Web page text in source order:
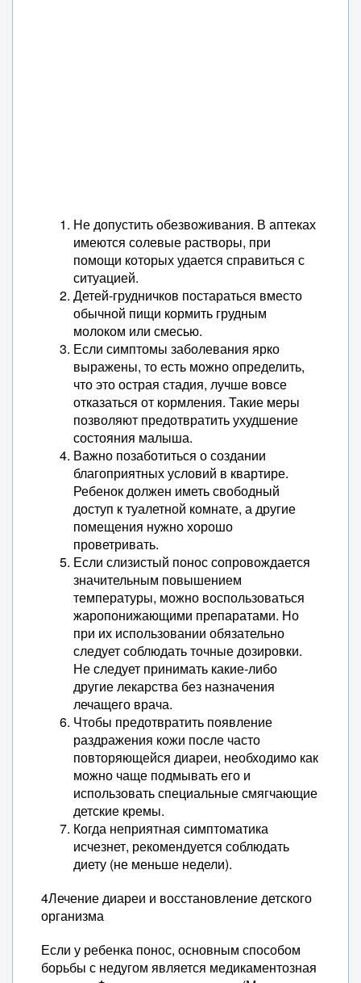
Не допустить обезвоживания. В аптеках
имеются солевые растворы, при
помощи которых удается справиться с
ситуацией.
Детей-грудничков постараться вместо
обычной пищи кормить грудным
молоком или смесью.
Если симптомы заболевания ярко
выражены, то есть можно определить,
что это острая стадия, лучше вовсе
отказаться от кормления. Такие меры
позволяют предотвратить ухудшение
состояния малыша.
Важно позаботиться о создании
благоприятных условий в квартире.
Ребенок должен иметь свободный
доступ к туалетной комнате, а другие
помещения нужно хорошо
проветривать.
Если слизистый понос сопровождается
значительным повышением
температуры, можно воспользоваться
жаропонижающими препаратами. Но
при их использовании обязательно
следует соблюдать точные дозировки.
Не следует принимать какие-либо
другие лекарства без назначения
лечащего врача.
Чтобы предотвратить появление
раздражения кожи после часто
повторяющейся диареи, необходимо как
можно чаще подмывать его и
использовать специальные смягчающие
детские кремы.
Когда неприятная симптоматика
исчезнет, рекомендуется соблюдать
диету (не меньше недели).
4Лечение диареи и восстановление детского
организма
Если у ребенка понос, основным способом
борьбы с недугом является медикаментозная